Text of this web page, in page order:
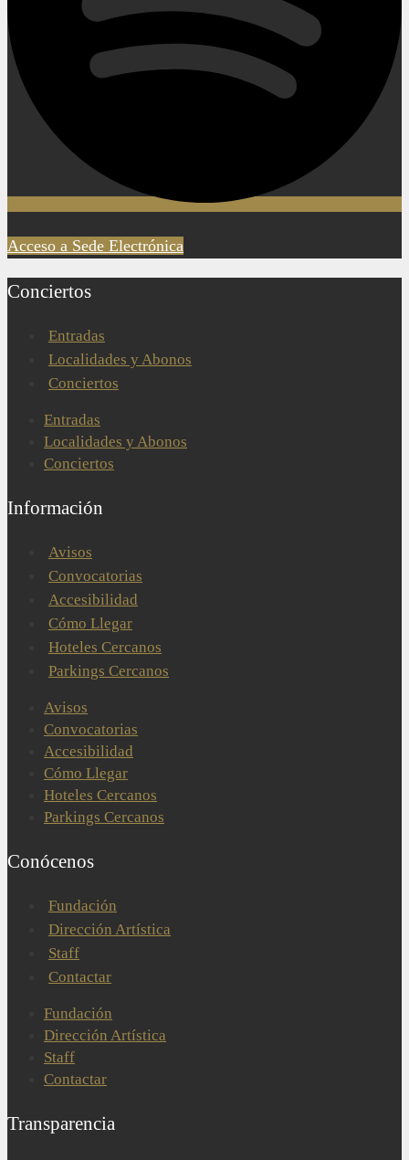
Acceso a Sede Electrónica
Conciertos
Entradas
Localidades y Abonos
Conciertos
Entradas
Localidades y Abonos
Conciertos
Información
Avisos
Convocatorias
Accesibilidad
Cómo Llegar
Hoteles Cercanos
Parkings Cercanos
Avisos
Convocatorias
Accesibilidad
Cómo Llegar
Hoteles Cercanos
Parkings Cercanos
Conócenos
Fundación
Dirección Artística
Staff
Contactar
Fundación
Dirección Artística
Staff
Contactar
Transparencia